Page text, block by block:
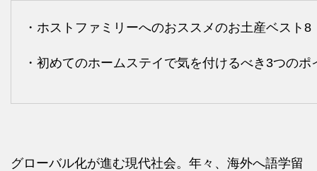
・ホストファミリーへのおススメのお土産ベスト8
・初めてのホームステイで気を付けるべき3つのポ
グローバル化が進む現代社会。年々、海外へ語学留